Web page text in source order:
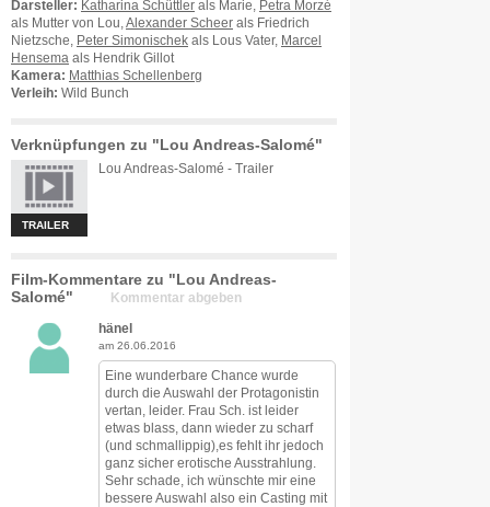
Darsteller: Katharina Schüttler als Marie,
Petra Morzé
als Mutter von Lou, Alexander Scheer als Friedrich
Nietzsche,
Peter Simonischek als Lous Vater, Marcel
Hensema als Hendrik Gillot
Kamera: Matthias Schellenberg
Verleih: Wild Bunch
Verknüpfungen zu "Lou Andreas-Salomé"
TRAILER
Lou Andreas-Salomé - Trailer
Film-Kommentare zu "Lou Andreas-
Salomé"
Kommentar abgeben
hänel
am 26.06.2016
Eine wunderbare Chance wurde
durch die Auswahl der Protagonistin
vertan, leider. Frau Sch. ist leider
etwas blass, dann wieder zu scharf
(und schmallippig),es fehlt ihr jedoch
ganz sicher erotische Ausstrahlung.
Sehr schade, ich wünschte mir eine
bessere Auswahl also ein Casting mit